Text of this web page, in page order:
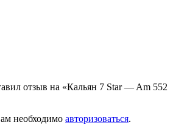
отзыв на «Кальян 7 Star — Am 552
необходимо авторизоваться.